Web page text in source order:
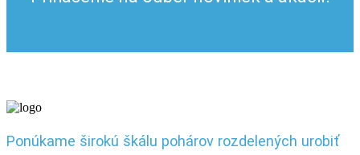
Ponúkame širokú škálu pohárov rozdelených urobiť